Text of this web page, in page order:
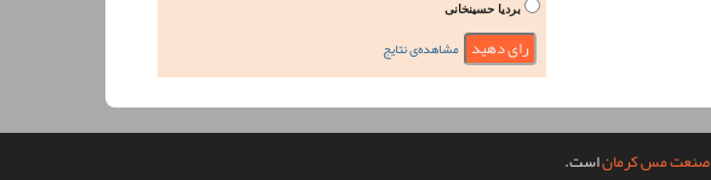
بردیا حسینخانی
مشاهده‌ی نتایج
صنعت مس کرماناست.